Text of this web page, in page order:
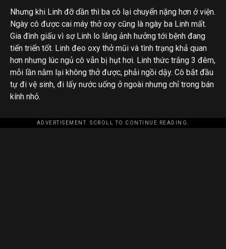
Nhưng khi Linh đỡ dần thì ba cô lại chuyển nặng hơn ở viện.
Ngày cô được cai máy thở oxy cũng là ngày ba Linh mất.
Gia đình giấu vì sợ Linh lo lắng ảnh hưởng tới bệnh đang
tiến triển tốt. Linh đeo oxy thở mũi và tình trạng khả quan
hơn nhưng lúc ngủ cô vẫn bị hụt hơi. Linh thức trắng 3 đêm,
mỗi lần nằm lại không thở được, phải ngồi dậy. Cô bắt đầu
tự đi vệ sinh, đi lấy nước uống ở ngoài nhưng chỉ trong bán
kính nhỏ.
ADVERTISEMENT. SCROLL TO CONTINUE READING.